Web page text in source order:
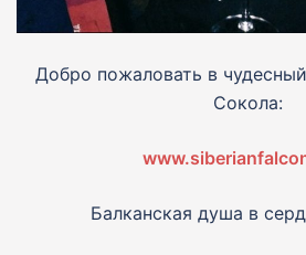
Добро пожаловать в
Сокола:
Балканская душа в